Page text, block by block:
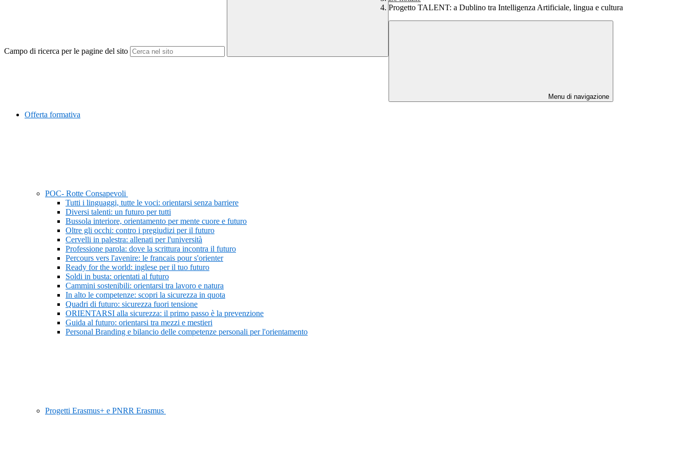
Campo di ricerca per le pagine del sito
Progetto TALENT: a Dublino tra Intelligenza Artificiale, lingua e cultura
Menu di navigazione
Offerta formativa
POC- Rotte Consapevoli
Tutti i linguaggi, tutte le voci: orientarsi senza barriere
Diversi talenti: un futuro per tutti
Bussola interiore, orientamento per mente cuore e futuro
Oltre gli occhi: contro i pregiudizi per il futuro
Cervelli in palestra: allenati per l'università
Professione parola: dove la scrittura incontra il futuro
Percours vers l'avenire: le francais pour s'orienter
Ready for the world: inglese per il tuo futuro
Soldi in busta: orientati al futuro
Cammini sostenibili: orientarsi tra lavoro e natura
In alto le competenze: scopri la sicurezza in quota
Quadri di futuro: sicurezza fuori tensione
ORIENTARSI alla sicurezza: il primo passo è la prevenzione
Guida al futuro: orientarsi tra mezzi e mestieri
Personal Branding e bilancio delle competenze personali per l'orientamento
Progetti Erasmus+ e PNRR Erasmus